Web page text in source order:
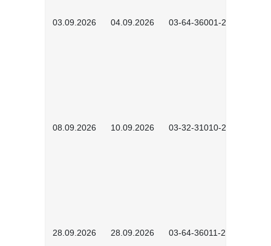
03.09.2026 04.09.2026 03-64-36001-2602
08.09.2026 10.09.2026 03-32-31010-2606
28.09.2026 28.09.2026 03-64-36011-2603